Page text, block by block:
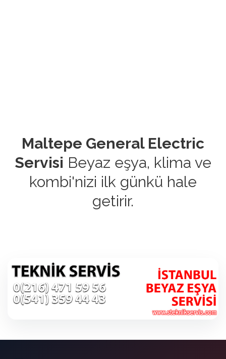
Maltepe General Electric
Servisi Beyaz eşya, klima ve
kombi'nizi ilk günkü hale
getirir.